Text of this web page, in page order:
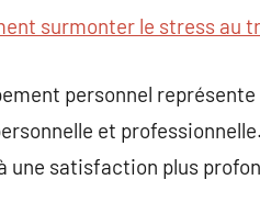
surmonter le stress au
personnel
et
une satisfaction plus